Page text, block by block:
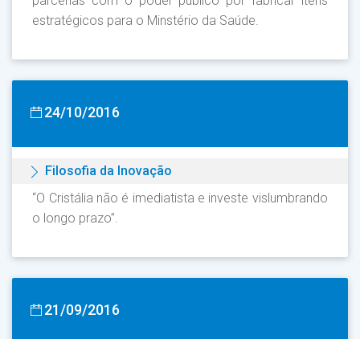
estratégicos para o Minstério da Saúde.
24/10/2016
Filosofia da Inovação
“O Cristália não é imediatista e investe vislumbrando
o longo prazo”.
21/09/2016